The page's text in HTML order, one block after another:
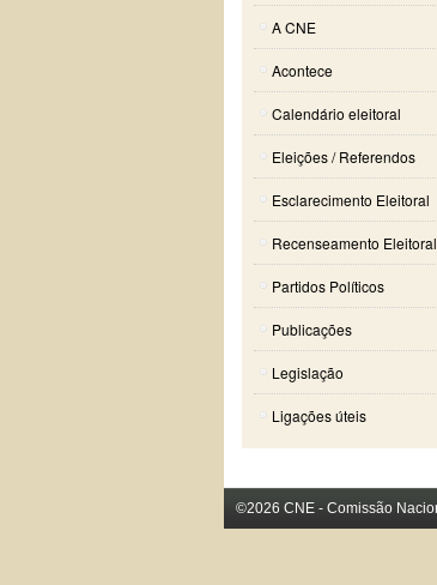
A CNE
Acontece
Calendário eleitoral
Eleições / Referendos
Esclarecimento Eleitoral
Recenseamento Eleitoral
Partidos Políticos
Publicações
Legislação
Ligações úteis
©2026 CNE - Comissão